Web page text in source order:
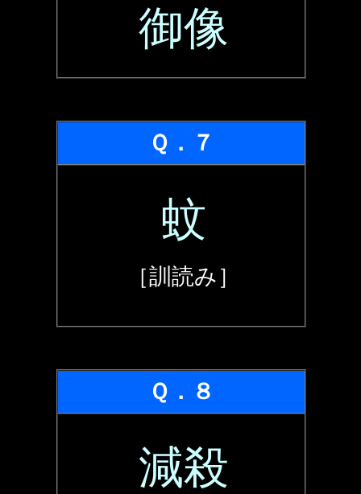
御像
Ｑ．７
蚊
［訓読み］
Ｑ．８
減殺